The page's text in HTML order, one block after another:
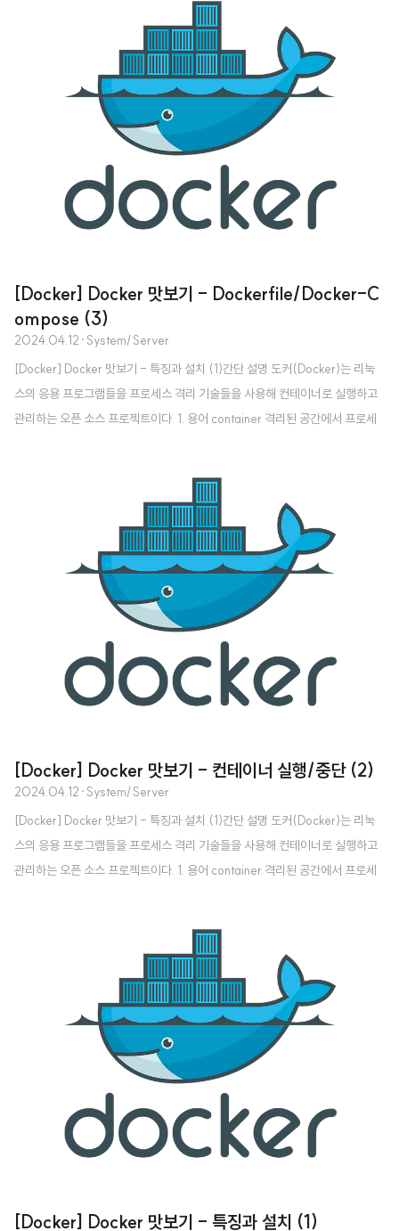
미지 Pull 제한 등 사용 정책이 존재하기 때문에 비용이나 보안 요구 사항에 따
라 별도의 Private Registry 구축을 고려하게 된다.본 글에서는 Docker Imag
e 를 Private 하게 관리하..
[Docker] Docker 맛보기 - Dockerfile/Docker-C
ompose (3)
2024.04.12 ·System/Server
[Docker] Docker 맛보기 - 특징과 설치 (1)간단 설명 도커(Docker)는 리눅
스의 응용 프로그램들을 프로세스 격리 기술들을 사용해 컨테이너로 실행하고
관리하는 오픈 소스 프로젝트이다. 1. 용어 container 격리된 공간에서 프로세
er pull rockylinux:8 User Image $ docker pull [user_name]/[repositor
[Docker] Docker 맛보기 - 컨테이너 실행/중단 (2)
2024.04.12 ·System/Server
[Docker] Docker 맛보기 - 특징과 설치 (1)간단 설명 도커(Docker)는 리눅
스의 응용 프로그램들을 프로세스 격리 기술들을 사용해 컨테이너로 실행하고
관리하는 오픈 소스 프로젝트이다. 1. 용어 container 격리된 공간에서 프로세
er pull rockylinux:8 User Image $ docker pull [user_name]/[repositor
[Docker] Docker 맛보기 - 특징과 설치 (1)